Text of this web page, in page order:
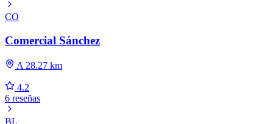
CO
Comercial Sánchez
A 28.27 km
4.2
6 reseñas
BL